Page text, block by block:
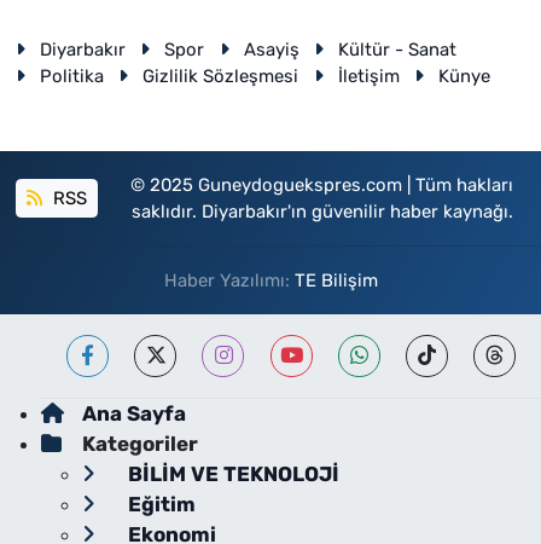
Diyarbakır Spor Asayiş
Kültür - Sanat
Politika
Gizlilik Sözleşmesi İletişim Künye
RSS
© 2025 Guneydoguekspres.com | Tüm hakları
saklıdır. Diyarbakır'ın güvenilir haber kaynağı.
Haber Yazılımı: TE Bilişim
Ana Sayfa
Kategoriler
BİLİM VE TEKNOLOJİ
Eğitim
Ekonomi